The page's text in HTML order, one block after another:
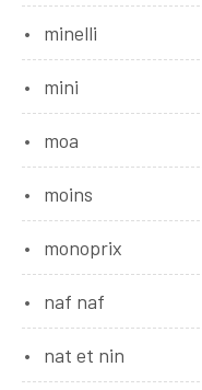
minelli
mini
moa
moins
monoprix
naf naf
nat et nin